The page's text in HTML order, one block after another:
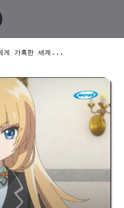
게 가혹한 세계...